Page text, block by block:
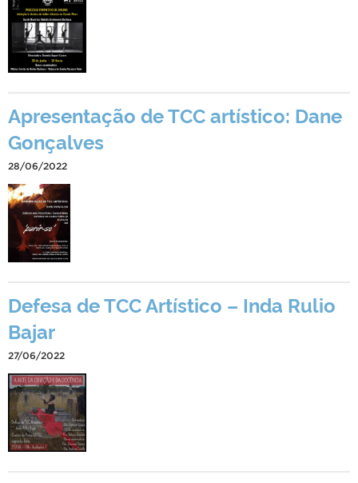
Apresentação de TCC artístico: Dane
Gonçalves
28/06/2022
Defesa de TCC Artístico – Inda Rulio
Bajar
27/06/2022